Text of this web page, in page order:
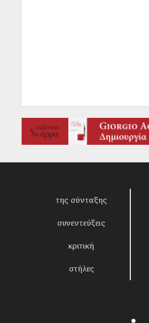
της σύνταξης
συνεντεύξεις
κριτική
στήλες